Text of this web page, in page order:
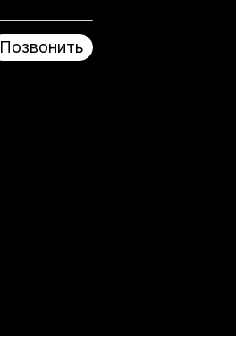
Позвонить